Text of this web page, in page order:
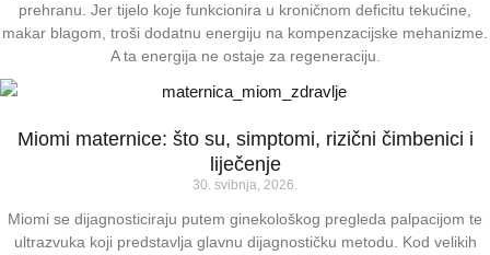
prehranu. Jer tijelo koje funkcionira u kroničnom deficitu tekućine,
makar blagom, troši dodatnu energiju na kompenzacijske mehanizme.
A ta energija ne ostaje za regeneraciju.
Miomi maternice: što su, simptomi, rizični čimbenici i
liječenje
30. svibnja, 2026.
Miomi se dijagnosticiraju putem ginekološkog pregleda palpacijom te
ultrazvuka koji predstavlja glavnu dijagnostičku metodu. Kod velikih